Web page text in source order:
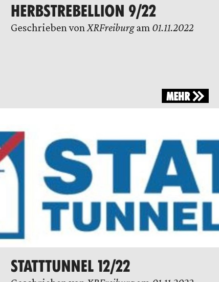
HERBSTREBELLION 9/22
Geschrieben vonXRFreiburgam 01.11.2022
MEHR
STATTTUNNEL 12/22